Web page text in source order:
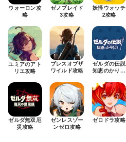
ウォーロン攻
略
ゼノブレイド
3攻略
妖怪ウォッチ
2攻略
ユミアのアト
リエ攻略
ブレスオブザ
ワイルド攻略
ゼルダの伝説
知恵のかりも
ゼルダ無双厄
災攻略
ゼンレスゾー
ンゼロ攻略
ゼロドラ攻略